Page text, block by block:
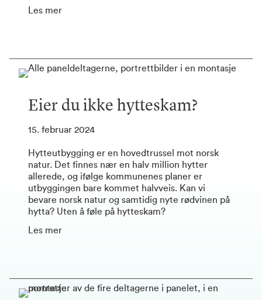
Les mer
Eier du ikke hytteskam?
15. februar 2024
Hytteutbygging er en hovedtrussel mot norsk
natur. Det finnes nær en halv million hytter
allerede, og ifølge kommunenes planer er
utbyggingen bare kommet halvveis. Kan vi
bevare norsk natur og samtidig nyte rødvinen på
hytta? Uten å føle på hytteskam?
Les mer